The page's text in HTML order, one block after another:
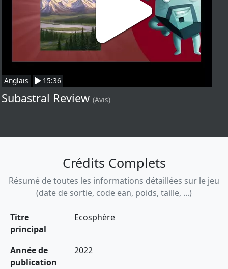
Anglais 15:36
Subastral Review (Avis)
Crédits Complets
Résumé de toutes les informations détaillées sur le jeu
(date de sortie, code ean, poids, taille, ...)
Titre
principal
Ecosphère
Année de
publication
2022